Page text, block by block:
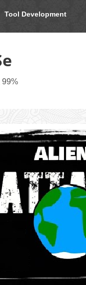
Tool Development
99%